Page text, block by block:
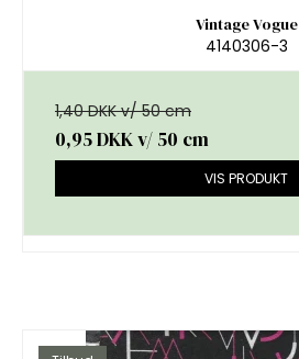
Vintage Vogue
4140306-3
1,40 DKK v/ 50 cm
0,95 DKKv/ 50 cm
VIS PRODUKT